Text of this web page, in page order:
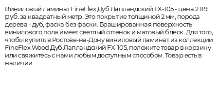
Виниловый ламинат FineFlex Дуб Лапландский FX-105 - цена 2 119
руб.за квадратный метр. Это покрытие толщиной 2 мм, порода
дерева - дуб, фаска без фаски. Брашированная поверхность
винилового пола имеет светлый оттенок и матовый блеск. Для того,
чтобы купить в Ростове-на-Дону виниловый ламинат из коллекции
FineFlex Wood Дуб Лапландский FX-105, положите товар в корзину
или свяжитесь с нами любым доступным способом. Товар есть в
наличии.